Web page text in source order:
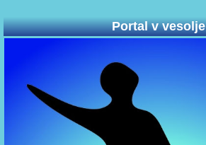
Portal v vesolje